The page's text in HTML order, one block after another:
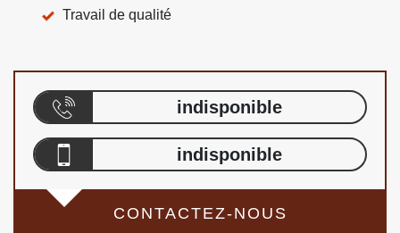
Travail de qualité
indisponible
indisponible
CONTACTEZ-NOUS